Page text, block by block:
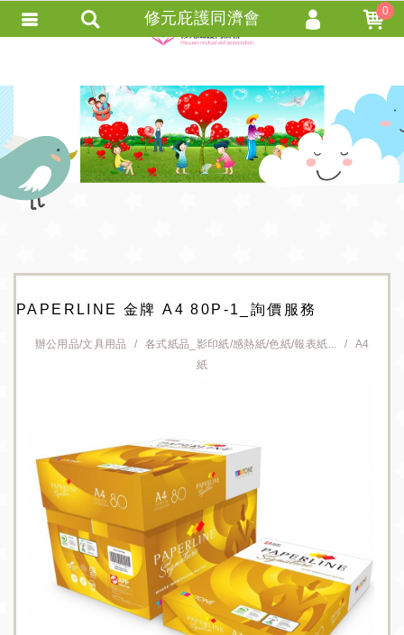
PAPERLINE 金牌 A4 80P-1_詢價服務
辦公用品/文具用品 各式紙品_影印紙/感熱紙/色紙/報表紙...
A4
紙
修元庇護同濟會 0
會員註冊
忘記密碼
訂單查詢